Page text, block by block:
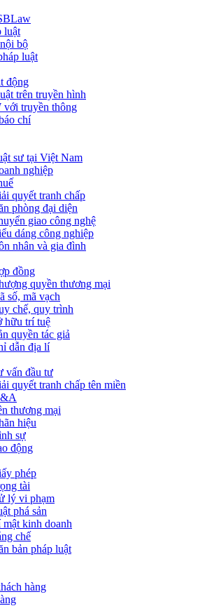
luật
bộ
luật
động
trên truyền hình
truyền thông
chí
sư tại Việt Nam
nghiệp
quyết tranh chấp
phòng đại diện
giao công nghệ
dáng công nghiệp
nhân và gia đình
đồng
quyền thương mại
số, mã vạch
chế, quy trình
hữu trí tuệ
quyền tác giả
dẫn địa lí
vấn đầu tư
quyết tranh chấp tên miền
thương mại
hiệu
sự
động
phép
tài
lý vi phạm
phá sản
mật kinh doanh
chế
bản pháp luật
hàng